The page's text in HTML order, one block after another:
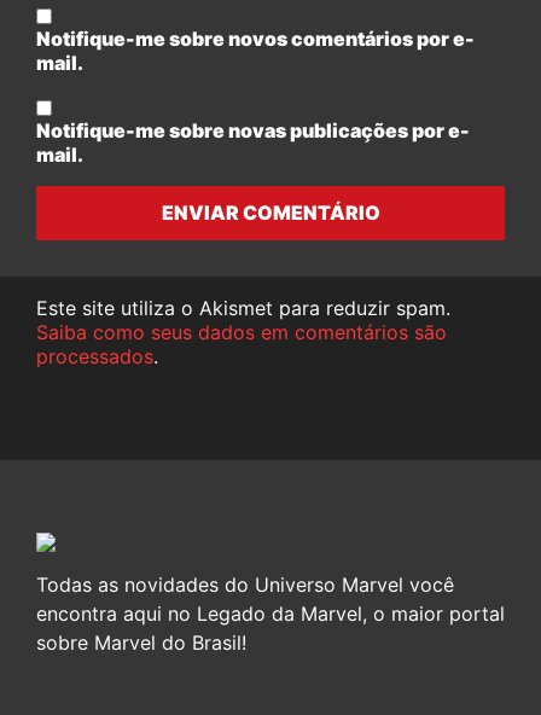
Notifique-me sobre novos comentários por e-
mail.
Notifique-me sobre novas publicações por e-
mail.
ENVIAR COMENTÁRIO
Este site utiliza o Akismet para reduzir spam.
Saiba como seus dados em comentários são
processados.
Todas as novidades do Universo Marvel você
encontra aqui no Legado da Marvel, o maior portal
sobre Marvel do Brasil!